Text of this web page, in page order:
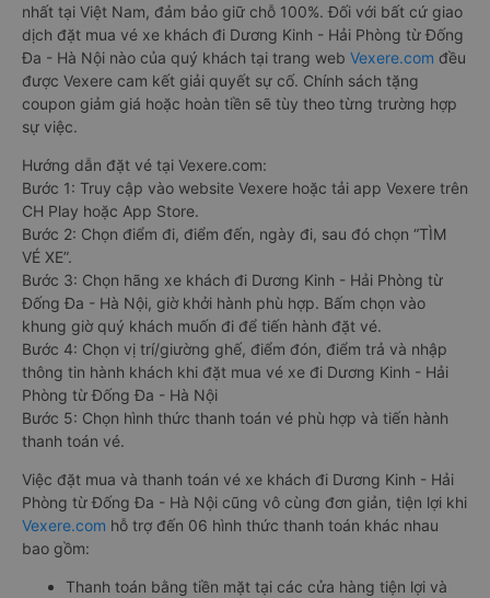
nhất tại Việt Nam, đảm bảo giữ chỗ 100%. Đối với bất cứ giao
dịch đặt mua vé xe khách đi Dương Kinh - Hải Phòng từ Đống
Đa - Hà Nội nào của quý khách tại trang web Vexere.com đều
được Vexere cam kết giải quyết sự cố. Chính sách tặng
coupon giảm giá hoặc hoàn tiền sẽ tùy theo từng trường hợp
sự việc.
Hướng dẫn đặt vé tại Vexere.com:
Bước 1: Truy cập vào website Vexere hoặc tải app Vexere trên
CH Play hoặc App Store.
Bước 2: Chọn điểm đi, điểm đến, ngày đi, sau đó chọn “TÌM
VÉ XE”.
Bước 3: Chọn hãng xe khách đi Dương Kinh - Hải Phòng từ
Đống Đa - Hà Nội, giờ khởi hành phù hợp. Bấm chọn vào
khung giờ quý khách muốn đi để tiến hành đặt vé.
Bước 4: Chọn vị trí/giường ghế, điểm đón, điểm trả và nhập
thông tin hành khách khi đặt mua vé xe đi Dương Kinh - Hải
Phòng từ Đống Đa - Hà Nội
Bước 5: Chọn hình thức thanh toán vé phù hợp và tiến hành
thanh toán vé.
Việc đặt mua và thanh toán vé xe khách đi Dương Kinh - Hải
Phòng từ Đống Đa - Hà Nội cũng vô cùng đơn giản, tiện lợi khi
Vexere.com hỗ trợ đến 06 hình thức thanh toán khác nhau
bao gồm:
Thanh toán bằng tiền mặt tại các cửa hàng tiện lợi và